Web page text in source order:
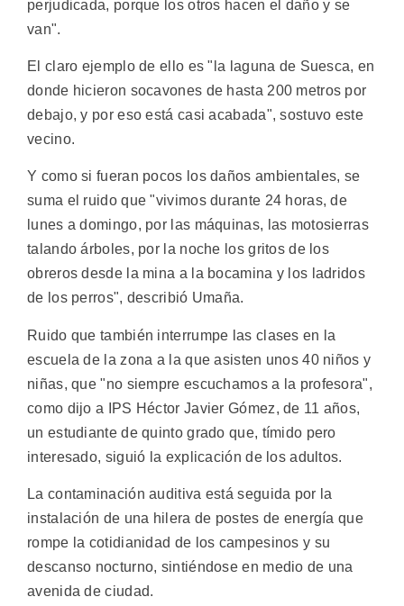
perjudicada, porque los otros hacen el daño y se
van".
El claro ejemplo de ello es "la laguna de Suesca, en
donde hicieron socavones de hasta 200 metros por
debajo, y por eso está casi acabada", sostuvo este
vecino.
Y como si fueran pocos los daños ambientales, se
suma el ruido que "vivimos durante 24 horas, de
lunes a domingo, por las máquinas, las motosierras
talando árboles, por la noche los gritos de los
obreros desde la mina a la bocamina y los ladridos
de los perros", describió Umaña.
Ruido que también interrumpe las clases en la
escuela de la zona a la que asisten unos 40 niños y
niñas, que "no siempre escuchamos a la profesora",
como dijo a IPS Héctor Javier Gómez, de 11 años,
un estudiante de quinto grado que, tímido pero
interesado, siguió la explicación de los adultos.
La contaminación auditiva está seguida por la
instalación de una hilera de postes de energía que
rompe la cotidianidad de los campesinos y su
descanso nocturno, sintiéndose en medio de una
avenida de ciudad.